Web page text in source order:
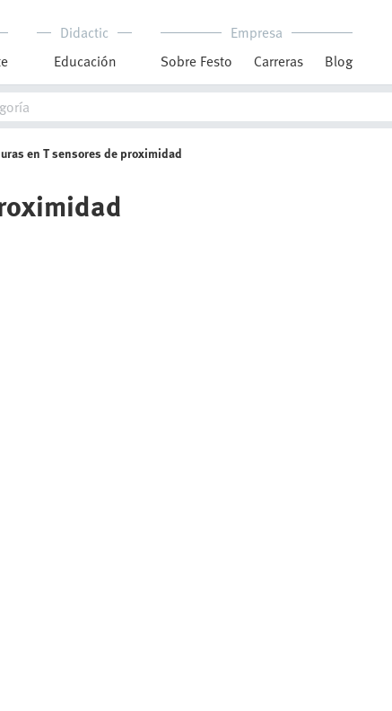
Didactic
Educación
Empresa
Sobre Festo
Carreras Blog
en T sensores de proximidad